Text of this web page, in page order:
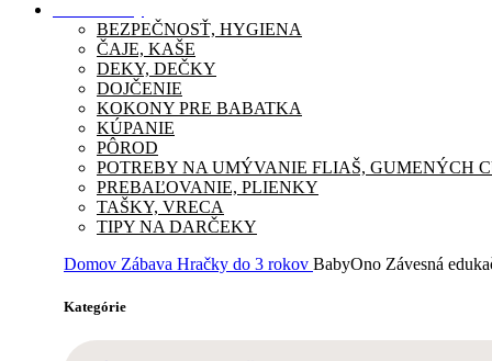
BEZPEČNOSŤ, HYGIENA
ČAJE, KAŠE
DEKY, DEČKY
DOJČENIE
KOKONY PRE BABATKA
KÚPANIE
PÔROD
POTREBY NA UMÝVANIE FLIAŠ, GUMENÝCH
PREBAĽOVANIE, PLIENKY
TAŠKY, VRECA
TIPY NA DARČEKY
Domov Zábava Hračky do 3 rokov BabyOno Závesná
Kategórie